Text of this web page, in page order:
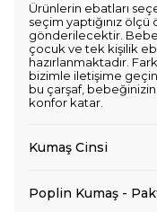
Ürünlerin ebatları
seçim yaptığınız
gönderilecektir.
çocuk ve tek kişilik
hazırlanmaktadır.
bizimle iletişime geçin.
bu çarşaf,
konfor katar.
Kumaş Cinsi
Poplin Kumaş -